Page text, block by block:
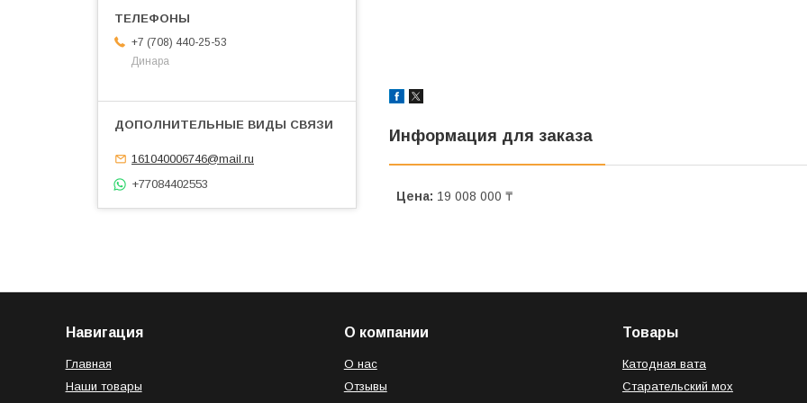
Информация для заказа
Цена: 19 008 000 ₸
+7 (708) 440-25-53
Динара
161040006746@mail.ru
+77084402553
Навигация
Главная
Наши товары
О компании
О нас
Отзывы
Товары
Катодная вата
Старательский мох